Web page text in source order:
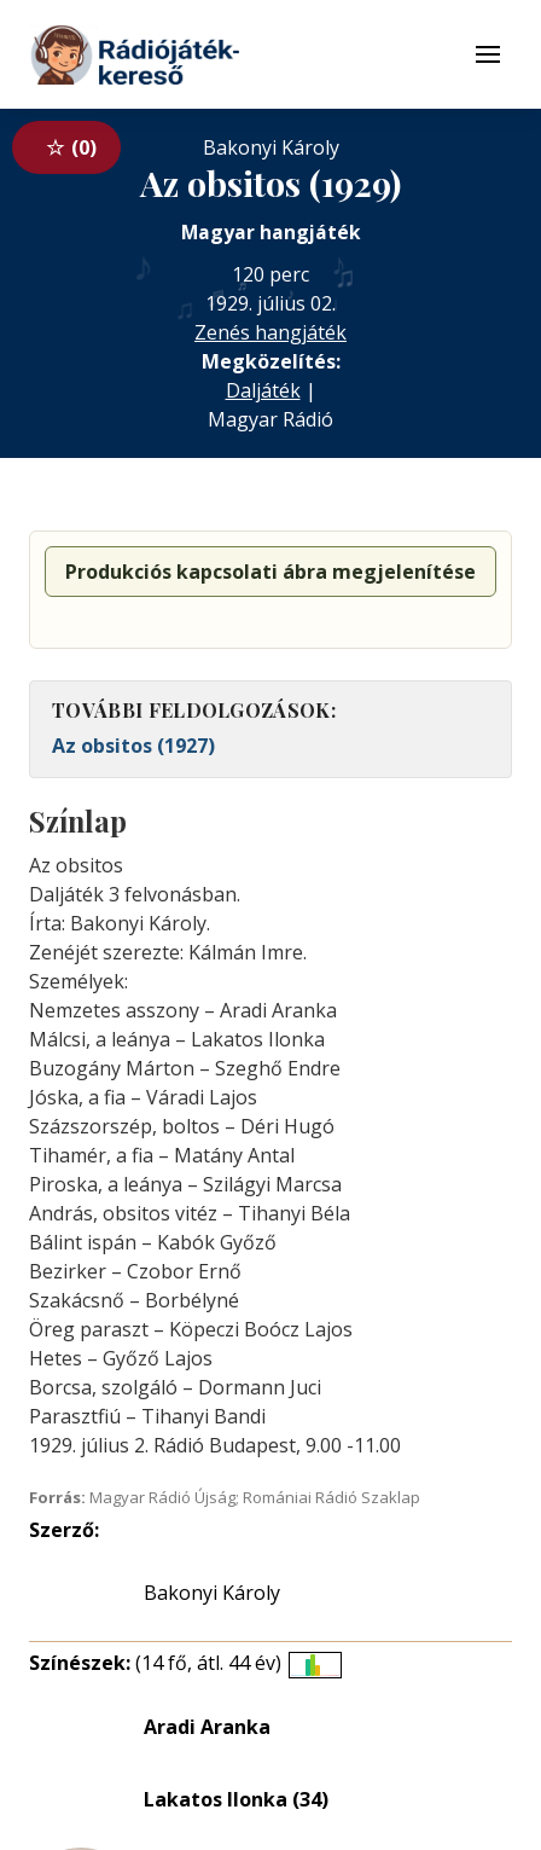
Tovább a tartalomhoz
Menü
0
♪
♫ ♬
♪
♩
♫
♪
♬
Bakonyi Károly
Az obsitos (1929)
Magyar hangjáték
120 perc
1929. július 02.
Zenés hangjáték
Megközelítés:
Daljáték|
Magyar Rádió
Produkciós kapcsolati ábra megjelenítése
TOVÁBBI FELDOLGOZÁSOK:
Az obsitos (1927)
Színlap
Az obsitos
Daljáték 3 felvonásban.
Írta: Bakonyi Károly.
Zenéjét szerezte: Kálmán Imre.
Személyek:
Nemzetes asszony – Aradi Aranka
Málcsi, a leánya – Lakatos Ilonka
Buzogány Márton – Szeghő Endre
Jóska, a fia – Váradi Lajos
Százszorszép, boltos – Déri Hugó
Tihamér, a fia – Matány Antal
Piroska, a leánya – Szilágyi Marcsa
András, obsitos vitéz – Tihanyi Béla
Bálint ispán – Kabók Győző
Bezirker – Czobor Ernő
Szakácsnő – Borbélyné
Öreg paraszt – Köpeczi Boócz Lajos
Hetes – Győző Lajos
Borcsa, szolgáló – Dormann Juci
Parasztfiú – Tihanyi Bandi
1929. július 2. Rádió Budapest, 9.00 -11.00
Forrás: Magyar Rádió Újság; Romániai Rádió Szaklap
Szerző:
Bakonyi Károly
Színészek:(14 fő, átl. 44 év)
Aradi Aranka
Lakatos Ilonka (34)